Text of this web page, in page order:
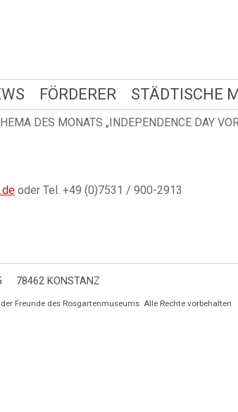
FÖRDERER STÄDTISCHE
DES MONATS „INDEPENDENCE DAY
oder Tel. +49 (0)7531 / 900-2913
78462 KONSTANZ
Freunde des Rosgartenmuseums. Alle Rechte vorbehalten